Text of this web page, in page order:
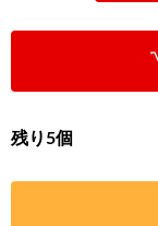
残り5個